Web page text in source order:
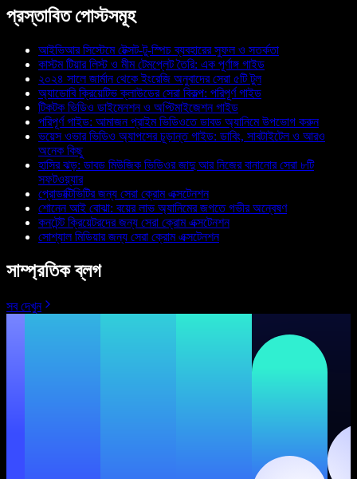
প্রস্তাবিত পোস্টসমূহ
আইভিআর সিস্টেমে টেক্সট-টু-স্পিচ ব্যবহারের সুফল ও সতর্কতা
কাস্টম টিয়ার লিস্ট ও মীম টেমপ্লেট তৈরি: এক পূর্ণাঙ্গ গাইড
২০২৪ সালে জার্মান থেকে ইংরেজি অনুবাদের সেরা ৫টি টুল
অ্যাডোবি ক্রিয়েটিভ ক্লাউডের সেরা বিকল্প: পরিপূর্ণ গাইড
টিকটক ভিডিও ডাইমেনশন ও অপ্টিমাইজেশন গাইড
পরিপূর্ণ গাইড: আমাজন প্রাইম ভিডিওতে ডাবড অ্যানিমে উপভোগ করুন
ভয়েস ওভার ভিডিও অ্যাপসের চূড়ান্ত গাইড: ডাবিং, সাবটাইটেল ও আরও
অনেক কিছু
হাসির ঝড়: ডাবড মিউজিক ভিডিওর জাদু আর নিজের বানানোর সেরা ৮টি
সফটওয়্যার
প্রোডাক্টিভিটির জন্য সেরা ক্রোম এক্সটেনশন
শোনেন আই বোঝা: বয়ের লাভ অ্যানিমের জগতে গভীর অন্বেষণ
কনটেন্ট ক্রিয়েটরদের জন্য সেরা ক্রোম এক্সটেনশন
সোশ্যাল মিডিয়ার জন্য সেরা ক্রোম এক্সটেনশন
সাম্প্রতিক ব্লগ
সব দেখুন